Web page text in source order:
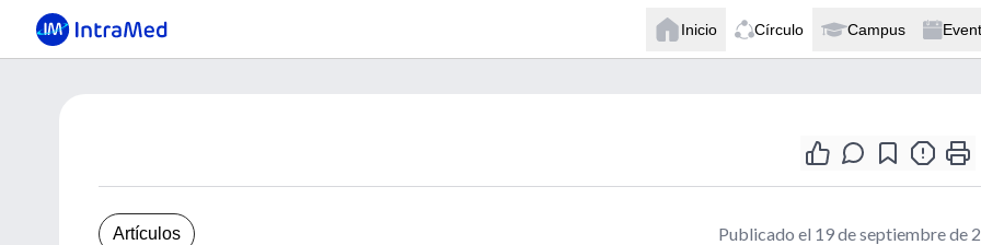
Inicio Círculo Campus
Artículos Publicado el 19 de septiembre de